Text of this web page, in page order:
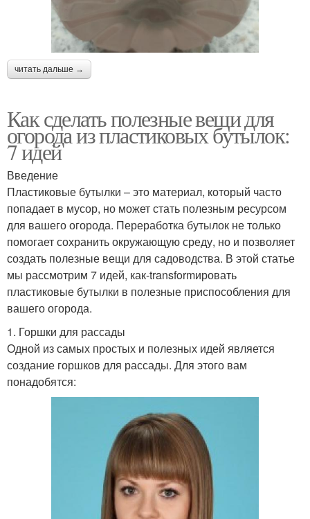
читать дальше →
Как сделать полезные вещи для
огорода из пластиковых бутылок:
7 идей
Введение
Пластиковые бутылки – это материал, который часто
попадает в мусор, но может стать полезным ресурсом
для вашего огорода. Переработка бутылок не только
помогает сохранить окружающую среду, но и позволяет
создать полезные вещи для садоводства. В этой статье
мы рассмотрим 7 идей, как-transformировать
пластиковые бутылки в полезные приспособления для
вашего огорода.
1. Горшки для рассады
Одной из самых простых и полезных идей является
создание горшков для рассады. Для этого вам
понадобятся: